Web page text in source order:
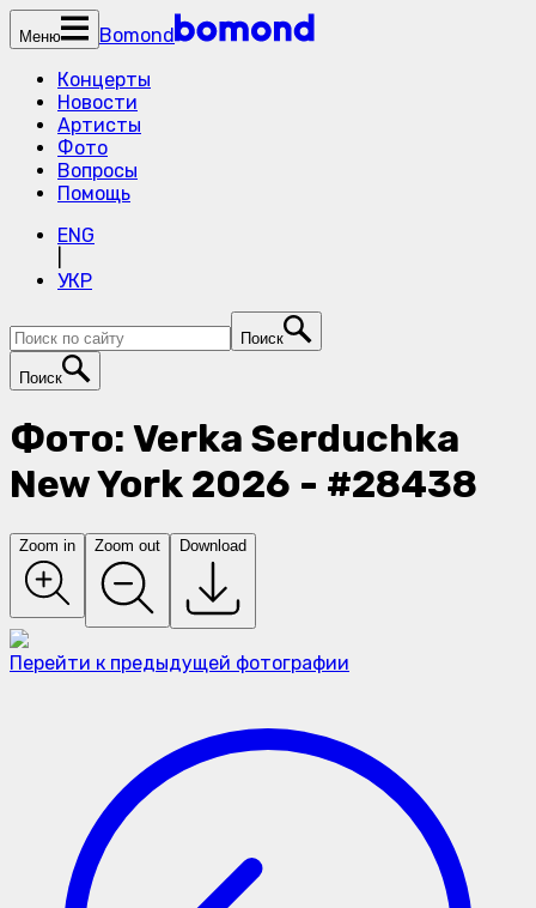
Меню
Bomond
Концерты
Новости
Артисты
Фото
Вопросы
Помощь
ENG
УКР
Поиск
Поиск
Фото: Verka Serduchka
New York 2026 - #28438
Zoom in Zoom out Download
Перейти к предыдущей фотографии